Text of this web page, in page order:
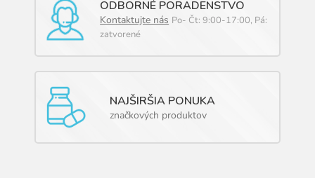
ODBORNÉ PORADENSTVO
Kontaktujte nás Po- Čt: 9:00-17:00, Pá:
zatvorené
NAJŠIRŠIA PONUKA
značkových produktov